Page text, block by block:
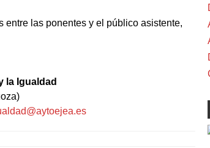
entre las ponentes y el público asistente,
la Igualdad